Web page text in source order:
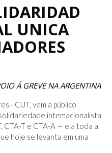
UNICA
Á GREVE NA ARGENTINA
- CUT, vem a público
intemacionalista
CTA-T e CTA-A — e a toda a
hoje se levanta em uma